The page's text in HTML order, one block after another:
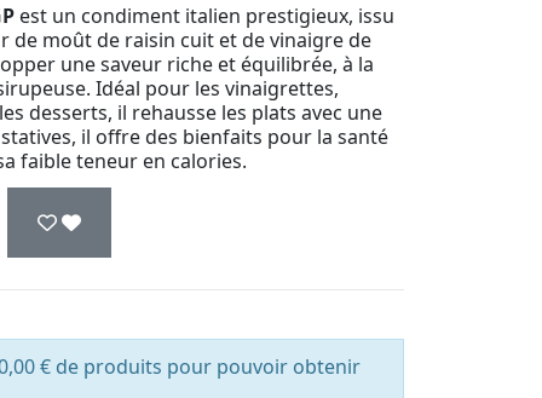
est un condiment italien prestigieux, issu
de moût de raisin cuit et de vinaigre de
une saveur riche et équilibrée, à la
Idéal pour les vinaigrettes,
desserts, il rehausse les plats avec une
il offre des bienfaits pour la santé
faible teneur en calories.
€ de produits pour pouvoir obtenir